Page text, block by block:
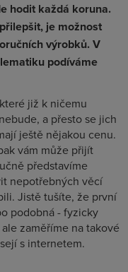
hodit každá koruna.
je možnost
výrobků. V
podíváme
již k ničemu
a přesto se jich
ještě nějakou cenu.
vám může přijít
představíme
nepotřebných věcí
Jistě tušíte, že první
podobná - fyzicky
zaměříme na takové
s internetem.